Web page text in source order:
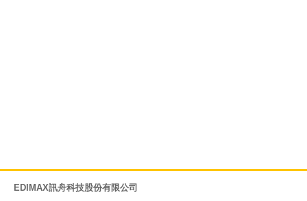
EDIMAX訊舟科技股份有限公司